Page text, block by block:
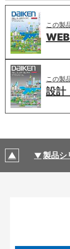
この製
この製
設計
製品シ